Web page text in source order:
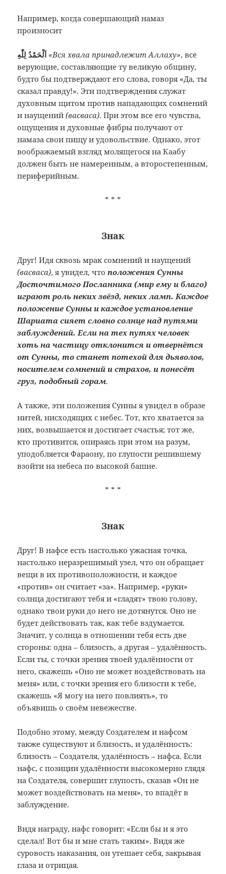
Например, когда совершающий намаз
произносит
اَلْحَمْدُ لِلّٰهِ «Вся хвала принадлежит Аллаху», все
верующие, составляющие ту великую общину,
будто бы подтверждают его слова, говоря «Да, ты
сказал правду!». Эти подтверждения служат
духовным щитом против нападающих сомнений
и наущений(васваса). При этом все его чувства,
ощущения и духовные фибры получают от
намаза свои пищу и удовольствие. Однако, этот
воображаемый взгляд молящегося на Каабу
должен быть не намеренным, а второстепенным,
периферийным.
* * *
Знак
Друг! Идя сквозь мрак сомнений и наущений
(васваса), я увидел, чтоположения Сунны
Досточтимого Посланника (мир ему и благо)
играют роль неких звёзд, неких ламп. Каждое
положение Сунны и каждое установление
Шариата сияет словно солнце над путями
заблуждений. Если на тех путях человек
хоть на частицу отклонится и отвернётся
от Сунны, то станет потехой для дьяволов,
носителем сомнений и страхов, и понесёт
груз, подобный горам.
А также, эти положения Сунны я увидел в образе
нитей, нисходящих с небес. Тот, кто хватается за
них, возвышается и достигает счастья; тот же,
кто противится, опираясь при этом на разум,
уподобляется Фараону, по глупости решившему
взойти на небеса по высокой башне.
* * *
Знак
Друг! В нафсе есть настолько ужасная точка,
настолько неразрешимый узел, что он обращает
вещи в их противоположности, и каждое
«против» он считает «за». Например, «руки»
солнца достигают тебя и «гладят» твою голову,
однако твои руки до него не дотянутся. Оно не
будет действовать так, как тебе вздумается.
Значит, у солнца в отношении тебя есть две
стороны: одна – близость, а другая – удалённость.
Если ты, с точки зрения твоей удалённости от
него, скажешь «Оно не может воздействовать на
меня» или, с точки зрения его близости к тебе,
скажешь «Я могу на него повлиять», то
объявишь о своём невежестве.
Подобно этому, между Создателем и нафсом
также существуют и близость, и удалённость:
близость – Создателя, удалённость – нафса. Если
нафс, с позиции удалённости высокомерно глядя
на Создателя, совершит глупость, сказав «Он не
может воздействовать на меня», то впадёт в
заблуждение.
Видя награду, нафс говорит: «Если бы и я это
сделал! Вот бы и мне стать таким». Видя же
суровость наказания, он утешает себя, закрывая
глаза и отрицая.